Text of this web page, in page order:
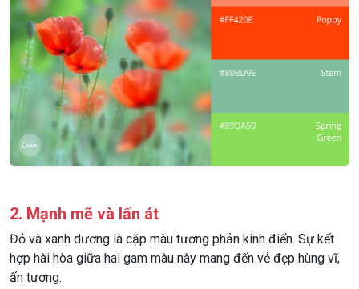
2. Mạnh mẽ và lấn át
Đỏ và xanh dương là cặp màu tương phản kinh điển. Sự kết
hợp hài hòa giữa hai gam màu này mang đến vẻ đẹp hùng vĩ,
ấn tượng.